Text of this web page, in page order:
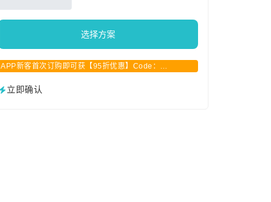
选择方案
APP新客首次订购即可获【95折优惠】Code：
立即确认